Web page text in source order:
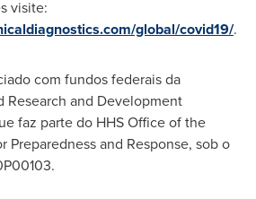
visite:
global/covid19/.
com fundos federais da
Research and Development
faz parte do HHS Office of the
Preparedness and Response, sob o